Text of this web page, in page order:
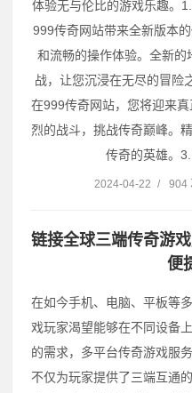
体验无与伦比的游戏乐趣。
999传奇网站带来全新版本
和流畅的操作体验。全新
战，让您沉浸在无尽的冒险
在999传奇网站，您将迎来
烈的战斗，挑战传奇巅峰。
传奇的英雄。3.
2024-04-22 / 904
链接全球三端传奇游
便
在如今手机、电脑、平板等
戏玩家渴望能够在不同设备
的需求，多平台传奇游戏服
不仅为玩家提供了三端互通